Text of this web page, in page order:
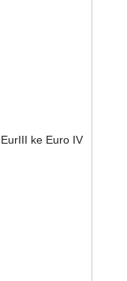
EurIII ke Euro IV